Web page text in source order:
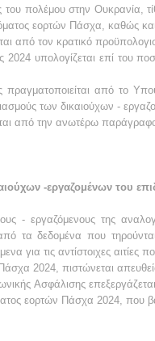
του πολέμου στην Ουκρανία,
εορτών Πάσχα, καθώς
από τον κρατικό
υπολογίζεται επί του
από το
των δικαιούχων -
από την ανωτέρω
-εργαζομένων του
- εργαζόμενους της
από τα δεδομένα που
για τις αντίστοιχες
2024, πιστώνεται
Ασφάλισης
εορτών Πάσχα 2024, που